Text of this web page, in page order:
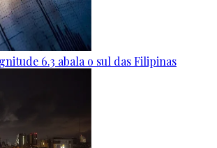
6.3 abala o sul das Filipinas